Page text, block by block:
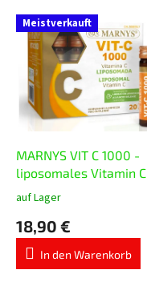
Meistverkauft
MARNYS VIT C 1000 -
liposomales Vitamin C
20x10 ml
Die
Produktbewertung
ist
5,0
auf Lager
18,90 €
In den Warenkorb